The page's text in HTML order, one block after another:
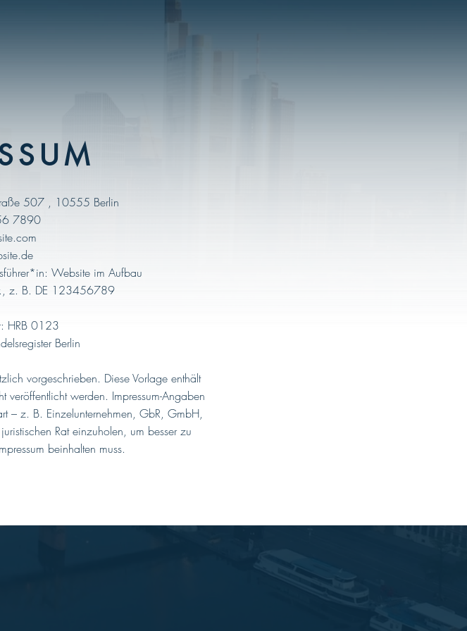
507 , 10555 Berlin
7890
Website im Aufbau
z. B. DE 123456789
HRB 0123
Berlin
vorgeschrieben. Diese Vorlage enthält
veröffentlicht werden. Impressum-Angaben
– z. B. Einzelunternehmen, GbR, GmbH,
Rat einzuholen, um besser zu
beinhalten muss.